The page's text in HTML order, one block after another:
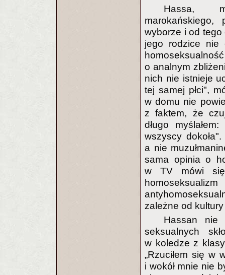
Hassa,
marokańskiego,
wyborze i od
jego rodzice nie
o analnym
nich nie istnieje
tej samej płci",
w domu nie
z faktem, że
długo
wszyscy
a nie
sama opinia o
w TV mówi
zależne od
Hassan nie
seksualnych
w koledze z
„Rzuciłem się w
i wokół mnie nie